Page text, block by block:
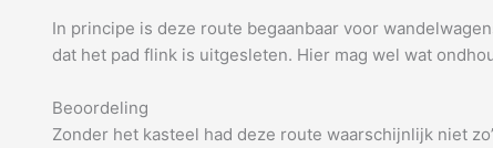
In principe is deze route begaanbaar voor
dat het pad flink is uitgesleten. Hier mag wel wat
Beoordeling
Zonder het kasteel had deze route waarschijnlijk niet